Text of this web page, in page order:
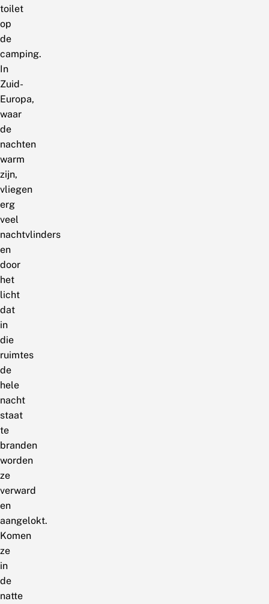
toilet
op
de
camping.
In
Zuid-
Europa,
waar
de
nachten
warm
zijn,
vliegen
erg
veel
nachtvlinders
en
door
het
licht
dat
in
die
ruimtes
de
hele
nacht
staat
te
branden
worden
ze
verward
en
aangelokt.
Komen
ze
in
de
natte